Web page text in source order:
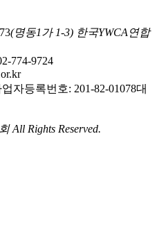
(명동1가 1-3) 한국YWCA연합
774-9724
자등록번호: 201-82-01078대
All Rights Reserved.